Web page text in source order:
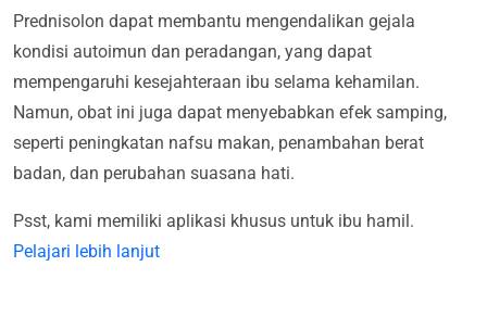
Prednisolon dapat membantu mengendalikan gejala
kondisi autoimun dan peradangan, yang dapat
mempengaruhi kesejahteraan ibu selama kehamilan.
Namun, obat ini juga dapat menyebabkan efek samping,
seperti peningkatan nafsu makan, penambahan berat
badan, dan perubahan suasana hati.
Psst, kami memiliki aplikasi khusus untuk ibu hamil.
Pelajari lebih lanjut